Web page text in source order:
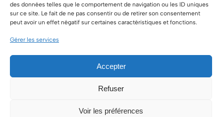
des données telles que le comportement de navigation ou les ID uniques
sur ce site. Le fait de ne pas consentir ou de retirer son consentement
peut avoir un effet négatif sur certaines caractéristiques et fonctions.
Gérer les services
Accepter
Refuser
Voir les préférences
Contact
SUIVEZ-NOUS